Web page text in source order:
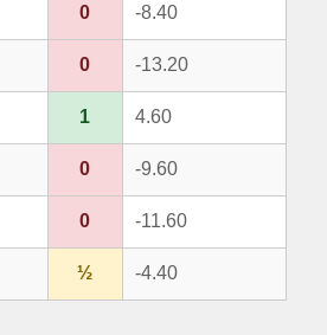
0 -8.40
0 -13.20
1 4.60
0 -9.60
0 -11.60
½ -4.40